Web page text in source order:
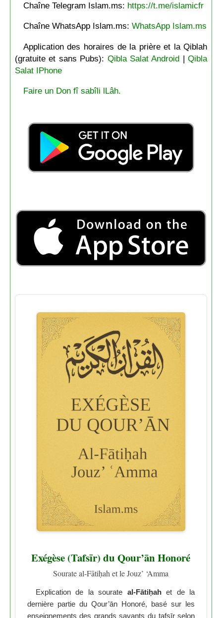
Chaîne Telegram Islam.ms: https://t.me/islamicfr
Chaîne WhatsApp Islam.ms: WhatsApp Islam.ms
Application des horaires de la prière et la Qiblah
(gratuite et sans Pubs): Qibla Salat Android |Qibla
Salat IPhone
Faire un Don fî sabîli lLâh.
Exégèse (Tafsīr) du Qour’ān Honoré
Sourate al-Fātiḥah et le Jouz’ ‘Amma
Explication de la sourate al-Fātiḥahet de la
dernière partie du Qour’ān Honoré, basé sur les
enseignements des grands savants du tafsīr selon